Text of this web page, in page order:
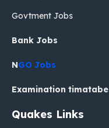
Govtment Jobs
Bank Jobs
NGO Jobs
Examination timatabe
Quakes Links